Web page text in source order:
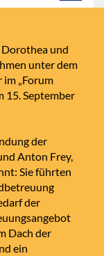
und
unter dem
„Forum
15. September
der
Anton Frey,
Sie führten
der
Dach der
ein